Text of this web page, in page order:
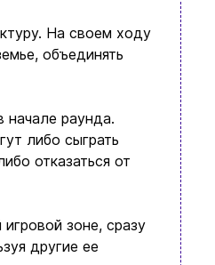
На своем ходу
объединять
раунда.
либо сыграть
отказаться от
зоне, сразу
другие ее